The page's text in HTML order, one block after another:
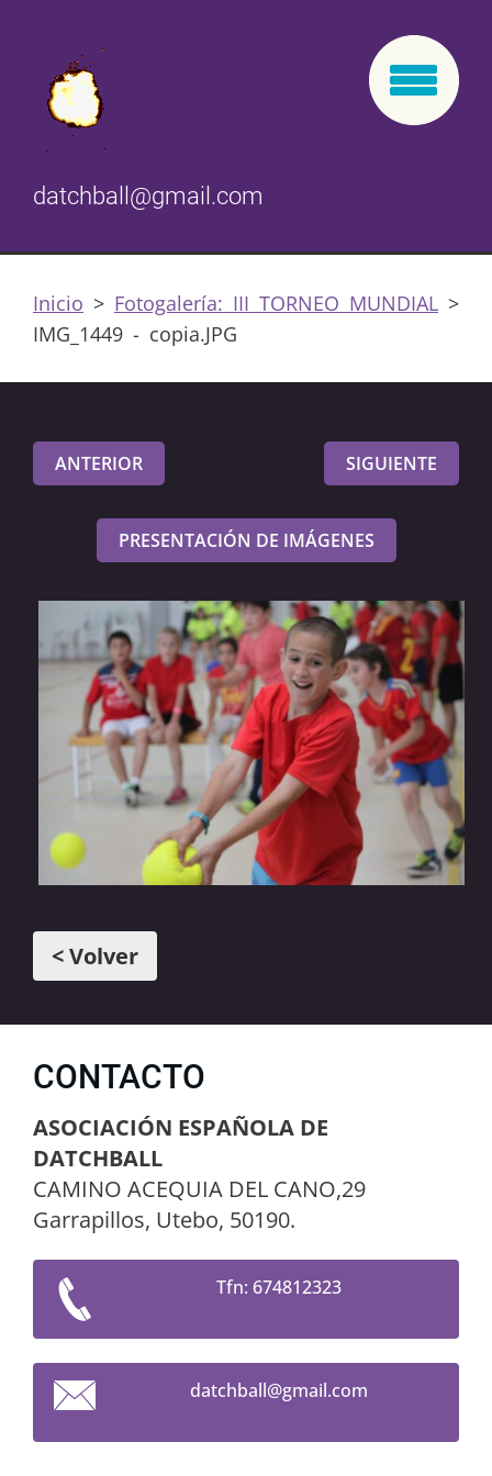
datchball@gmail.com
Inicio > Fotogalería: III TORNEO MUNDIAL >
IMG_1449 - copia.JPG
ANTERIOR SIGUIENTE
PRESENTACIÓN DE IMÁGENES
< Volver
CONTACTO
ASOCIACIÓN ESPAÑOLA DE
DATCHBALL
CAMINO ACEQUIA DEL CANO,29
Garrapillos, Utebo, 50190.
Tfn: 674812323
datchball@gmail.com